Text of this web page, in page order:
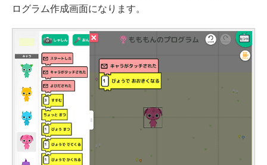
ログラム作成画面になります。